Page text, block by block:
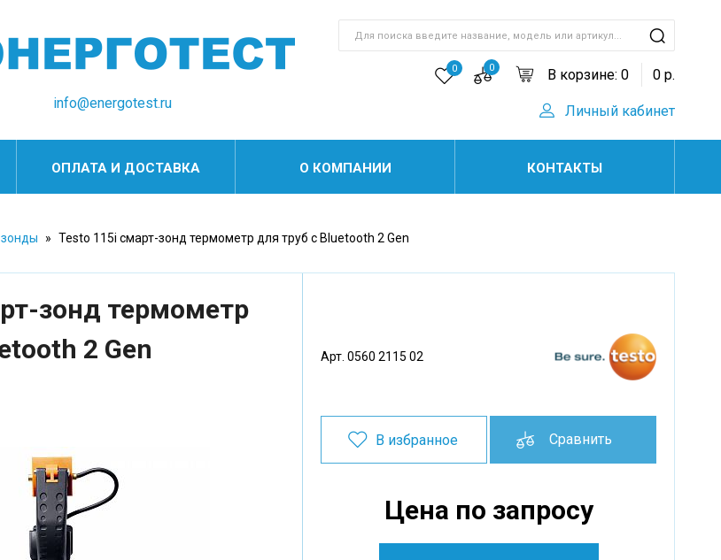
info@energotest.ru
0 0 В корзине: 0 0 р.
Личный кабинет
ОПЛАТА И ДОСТАВКА О КОМПАНИИ КОНТАКТЫ
» Testo 115i смарт-зонд термометр для труб с Bluetooth 2 Gen
зонд термометр
2 Gen
Арт. 0560 2115 02
В избранное Сравнить
Цена по запросу